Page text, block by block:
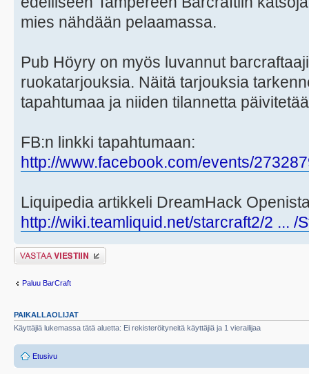
mies nähdään pelaamassa.
Pub Höyry on myös luvannut
ruokatarjouksia. Näitä tarjouksia
tapahtumaa ja niiden tilannetta
FB:n linkki tapahtumaan:
http://www.facebook.com/events/
Liquipedia artikkeli DreamHack
http://wiki.teamliquid.net/starcraft2/2 ... /
Lähetä vastaus
Paluu BarCraft
PAIKALLAOLIJAT
Käyttäjiä lukemassa tätä aluetta: Ei rekisteröityneitä käyttäjiä ja 1 vierailijaa
Etusivu